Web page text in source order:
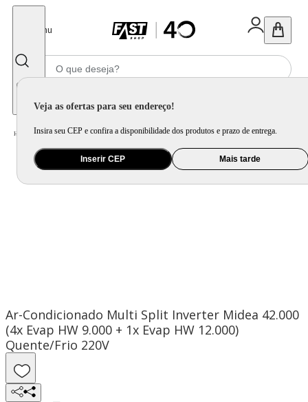
Menu
Veja as ofertas para seu endereço!
Insira seu CEP e confira a disponibilidade dos produtos e prazo de entrega.
Inserir CEP Mais tarde
Home Ar e Ventilação / Ar Condicionado
Ar-Condicionado Multi Split Inverter Midea 42.000
(4x Evap HW 9.000 + 1x Evap HW 12.000)
Quente/Frio 220V